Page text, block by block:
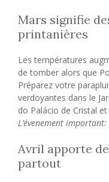
Mars signifie
printanières
Les températures
de tomber alors que
Préparez votre
verdoyantes dans le
do Palácio de Cristal
L’évenement important:
Avril apporte
partout